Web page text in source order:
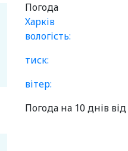
Погода
Харків
вологість:
тиск:
вітер:
Погода на 10 днів від